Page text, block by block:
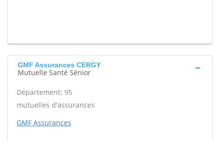
GMF Assurances CERGY
Mutuelle Santé Sénior
Département: 95
mutuelles d'assurances
GMF Assurances